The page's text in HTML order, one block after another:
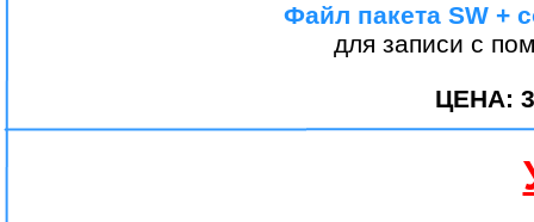
Файл пакета SW +
для записи с
ЦЕНА: 3